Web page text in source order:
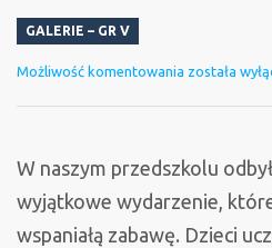
GALERIE – GR V
Możliwość komentowania Dzień
została
W naszym przedszkolu
wyjątkowe wydarzenie,
wspaniałą zabawę. Dzieci